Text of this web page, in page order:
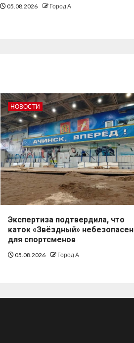
05.08.2026 Город А
НОВОСТИ
Экспертиза подтвердила, что
каток «Звёздный» небезопасен
для спортсменов
05.08.2026 Город А